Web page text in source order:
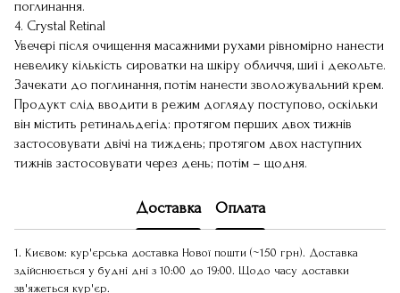
поглинання.
4. Crystal Retinal
Увечері після очищення масажними рухами рівномірно нанести
невелику кількість сироватки на шкіру обличчя, шиї і декольте.
Зачекати до поглинання, потім нанести зволожувальний крем.
Продукт слід вводити в режим догляду поступово, оскільки
він містить ретинальдегід: протягом перших двох тижнів
застосовувати двічі на тиждень; протягом двох наступних
тижнів застосовувати через день; потім – щодня.
Доставка Оплата
1. Києвом: кур'єрська доставка Нової пошти (~150 грн). Доставка
здійснюється у будні дні з 10:00 до 19:00. Щодо часу доставки
зв'яжеться кур'єр.